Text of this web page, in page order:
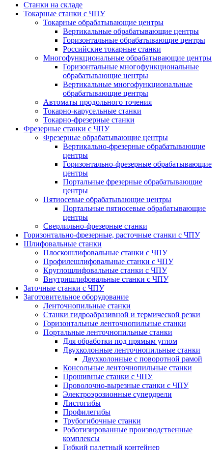
Станки на складе
Токарные станки с ЧПУ
Токарные обрабатывающие центры
Вертикальные обрабатывающие центры
Горизонтальные обрабатывающие центры
Российские токарные станки
Многофункциональные обрабатывающие центры
Горизонтальные многофункциональные
обрабатывающие центры
Вертикальные многофункциональные
обрабатывающие центры
Автоматы продольного точения
Токарно-карусельные станки
Токарно-фрезерные станки
Фрезерные станки с ЧПУ
Фрезерные обрабатывающие центры
Вертикально-фрезерные обрабатывающие
центры
Горизонтально-фрезерные обрабатывающие
центры
Портальные фрезерные обрабатывающие
центры
Пятиосевые обрабатывающие центры
Портальные пятиосевые обрабатывающие
центры
Сверлильно-фрезерные станки
Горизонтально-фрезерные, расточные станки с ЧПУ
Шлифовальные станки
Плоскошлифовальные станки с ЧПУ
Профилешлифовальные станки с ЧПУ
Круглошлифовальные станки с ЧПУ
Внутришлифовальные станки с ЧПУ
Заточные станки с ЧПУ
Заготовительное оборудование
Ленточнопильные станки
Станки гидроабразивной и термической резки
Горизонтальные ленточнопильные станки
Портальные ленточнопильные станки
Для обработки под прямым углом
Двухколонные ленточнопильные станки
Двухколонные с поворотной рамой
Консольные ленточнопильные станки
Прошивные станки с ЧПУ
Проволочно-вырезные станки с ЧПУ
Электроэрозионные супердрели
Листогибы
Профилегибы
Трубогибочные станки
Роботизированные производственные
комплексы
Гибкий палетный контейнер